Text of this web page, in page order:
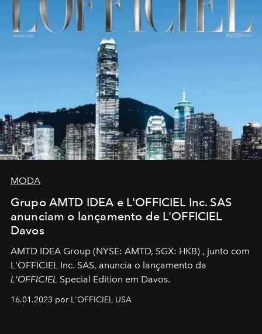
MODA
Grupo AMTD IDEA e L'OFFICIEL Inc. SAS
anunciam o lançamento de L'OFFICIEL
Davos
AMTD IDEA Group (NYSE: AMTD, SGX: HKB) , junto com
L'OFFICIEL Inc. SAS, anuncia o lançamento da
L'OFFICIEL Special Edition em Davos.
16.01.2023 por L'OFFICIEL USA